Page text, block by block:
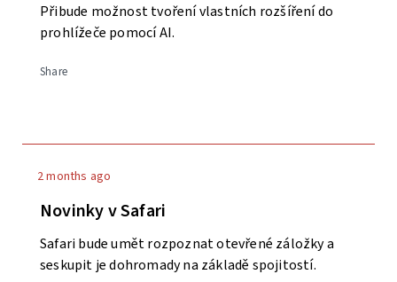
Přibude možnost tvoření vlastních rozšíření do
prohlížeče pomocí AI.
Share
2 months ago
Novinky v Safari
Safari bude umět rozpoznat otevřené záložky a
seskupit je dohromady na základě spojitostí.